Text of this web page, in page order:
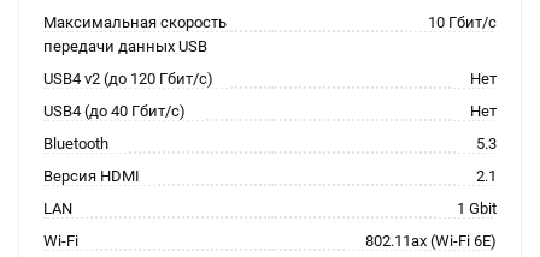
Максимальная скорость
передачи данных USB
10 Гбит/с
USB4 v2 (до 120 Гбит/с)
Нет
USB4 (до 40 Гбит/с)
Нет
Bluetooth
5.3
Версия HDMI
2.1
LAN
1 Gbit
Wi-Fi
802.11ax (Wi-Fi 6E)